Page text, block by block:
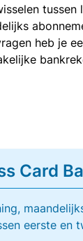
tussen
heb je
Card
eerste en